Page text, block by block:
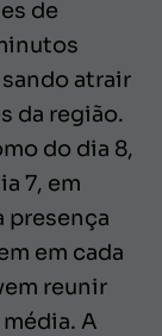
de
atrair
da região.
do dia 8,
7, em
presença
em cada
reunir
A